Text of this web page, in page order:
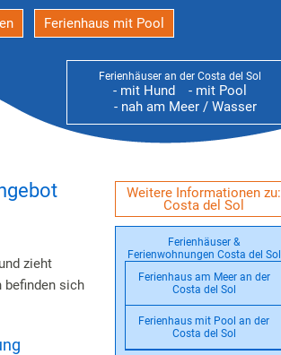
Ferienhaus mit Pool
Ferienhäuser an der Costa del Sol
- mit Hund
- mit Pool
- nah am Meer / Wasser
Weitere Informationen zu:
Costa del Sol
Ferienhäuser &
Ferienwohnungen Costa del Sol
Ferienhaus am Meer an der
Costa del Sol
Ferienhaus mit Pool an der
Costa del Sol
zieht
befinden sich